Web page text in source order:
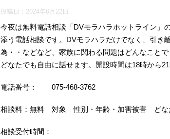
投稿日： 2024年6月22日
今夜は無料電話相談「DVモラハラホットライン」
添う電話相談です。DVモラハラだけでなく、引き
為・・などなど、家族に関わる問題はどんなこと
どなたでも自由に話せます。開設時間は18時から
電話番号： 075-468-3762
相談料：無料 対象 性別・年齢・加害被害 どな
相談受付時間：